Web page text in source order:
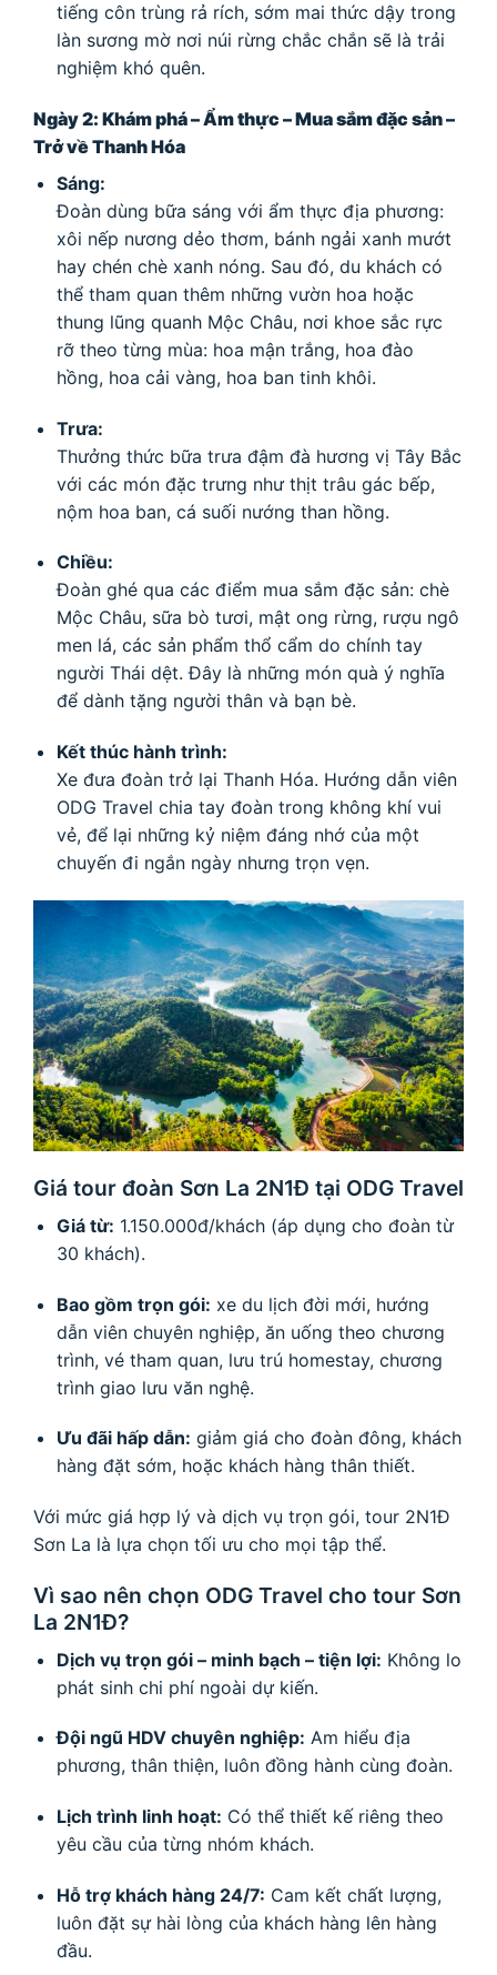
tiếng côn trùng rả rích, sớm mai thức dậy trong
làn sương mờ nơi núi rừng chắc chắn sẽ là trải
nghiệm khó quên.
Ngày 2: Khám phá – Ẩm thực – Mua sắm đặc sản –
Trở về Thanh Hóa
Sáng:
Đoàn dùng bữa sáng với ẩm thực địa phương:
xôi nếp nương dẻo thơm, bánh ngải xanh mướt
hay chén chè xanh nóng. Sau đó, du khách có
thể tham quan thêm những vườn hoa hoặc
thung lũng quanh Mộc Châu, nơi khoe sắc rực
rỡ theo từng mùa: hoa mận trắng, hoa đào
hồng, hoa cải vàng, hoa ban tinh khôi.
Trưa:
Thưởng thức bữa trưa đậm đà hương vị Tây Bắc
với các món đặc trưng như thịt trâu gác bếp,
nộm hoa ban, cá suối nướng than hồng.
Chiều:
Đoàn ghé qua các điểm mua sắm đặc sản: chè
Mộc Châu, sữa bò tươi, mật ong rừng, rượu ngô
men lá, các sản phẩm thổ cẩm do chính tay
người Thái dệt. Đây là những món quà ý nghĩa
để dành tặng người thân và bạn bè.
Kết thúc hành trình:
Xe đưa đoàn trở lại Thanh Hóa. Hướng dẫn viên
ODG Travel chia tay đoàn trong không khí vui
vẻ, để lại những kỷ niệm đáng nhớ của một
chuyến đi ngắn ngày nhưng trọn vẹn.
Giá tour đoàn Sơn La 2N1Đ tại ODG Travel
Giá từ: 1.150.000đ/khách (áp dụng cho đoàn từ
30 khách).
Bao gồm trọn gói: xe du lịch đời mới, hướng
dẫn viên chuyên nghiệp, ăn uống theo chương
trình, vé tham quan, lưu trú homestay, chương
trình giao lưu văn nghệ.
Ưu đãi hấp dẫn: giảm giá cho đoàn đông, khách
hàng đặt sớm, hoặc khách hàng thân thiết.
Với mức giá hợp lý và dịch vụ trọn gói, tour 2N1Đ
Sơn La là lựa chọn tối ưu cho mọi tập thể.
Vì sao nên chọn ODG Travel cho tour Sơn
La 2N1Đ?
Dịch vụ trọn gói – minh bạch – tiện lợi: Không lo
phát sinh chi phí ngoài dự kiến.
Đội ngũ HDV chuyên nghiệp: Am hiểu địa
phương, thân thiện, luôn đồng hành cùng đoàn.
Lịch trình linh hoạt: Có thể thiết kế riêng theo
yêu cầu của từng nhóm khách.
Hỗ trợ khách hàng 24/7: Cam kết chất lượng,
luôn đặt sự hài lòng của khách hàng lên hàng
đầu.